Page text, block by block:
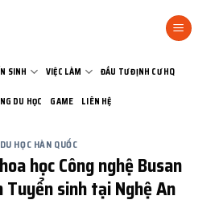
SINH VIỆC LÀM ĐẦU TƯ ĐỊNH CƯ HQ
DU HỌC GAME LIÊN HỆ
DU HỌC HÀN QUỐC
học Công nghệ Busan
Tuyển sinh tại Nghệ An